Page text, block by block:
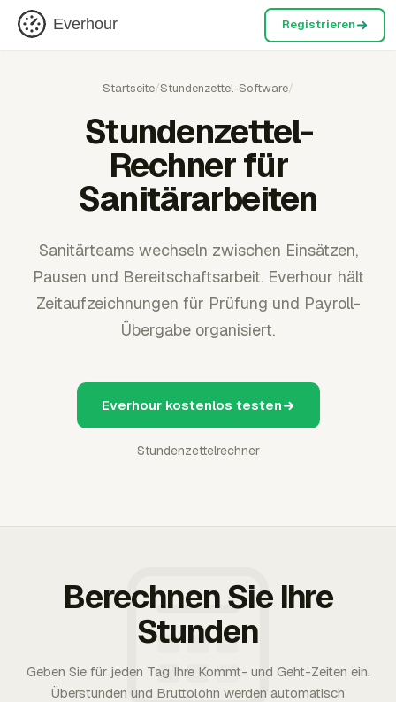
Everhour Registrieren
Startseite/Stundenzettel-Software/
Stundenzettel-
Rechner für
Sanitärarbeiten
Sanitärteams wechseln zwischen Einsätzen,
Pausen und Bereitschaftsarbeit. Everhour hält
Zeitaufzeichnungen für Prüfung und Payroll-
Übergabe organisiert.
Everhour kostenlos testen
Stundenzettelrechner
Berechnen Sie Ihre
Stunden
Geben Sie für jeden Tag Ihre Kommt- und Geht-Zeiten ein.
Überstunden und Bruttolohn werden automatisch